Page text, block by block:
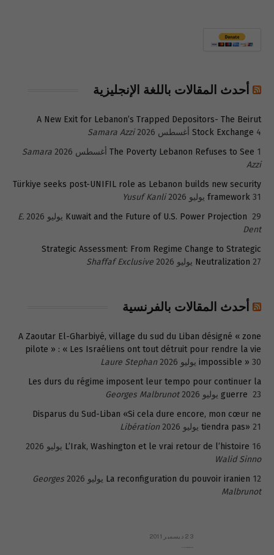
أحدث المقالات باللغة الإنجليزية
A New Exit for Lebanon’s Trapped Depositors- The Beirut
Stock Exchange 4 أغسطس 2026
Samara Azzi
The Poverty Lebanon Refuses to See 1 أغسطس 2026
Samara
Azzi
Türkiye seeks post-UNIFIL role as Lebanon builds new security
framework 31 يوليو 2026
Yusuf Kanli
Kuwait and the Future of U.S. Power Projection 29 يوليو 2026
E.
Dent
Strategic Assessment: From Regime Change to Strategic
Neutralization 27 يوليو 2026 Shaffaf Exclusive
أحدث المقالات بالفرنسية
A Zaoutar El-Gharbiyé, village du sud du Liban désigné « zone
pilote » : « Les Israéliens ont tout détruit pour rendre la vie
impossible » 30 يوليو 2026
Laure Stephan
Les durs du régime imposent leur tempo pour continuer la
guerre 23 يوليو 2026
Georges Malbrunot
Disparus du Sud-Liban «Si cela dure encore, mon cœur ne
tiendra pas» 21 يوليو 2026
Libération
L’Irak, Washington et le vrai retour de l’histoire 16 يوليو 2026
Walid Sinno
La reconfiguration du pouvoir iranien 12 يوليو 2026
Georges
Malbrunot
23 ديسمبر 2011